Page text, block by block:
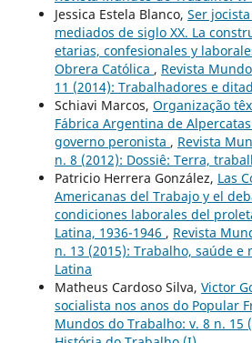
Jessica Estela Blanco, Ser
mediados de siglo XX. La
etarias, confesionales y
Obrera Católica , Revista
11 (2014): Trabalhadores e
Schiavi Marcos, Organização
Fábrica Argentina de
governo peronista , Revista
n. 8 (2012): Dossiê: Terra,
Patricio Herrera González, Las
Americanas del Trabajo y el
condiciones laborales del
Latina, 1936-1946 , Revista
n. 13 (2015): Trabalho, saúde e
Latina
Matheus Cardoso Silva, Victor
socialista nos anos do Popular
Mundos do Trabalho: v. 8 n. 15